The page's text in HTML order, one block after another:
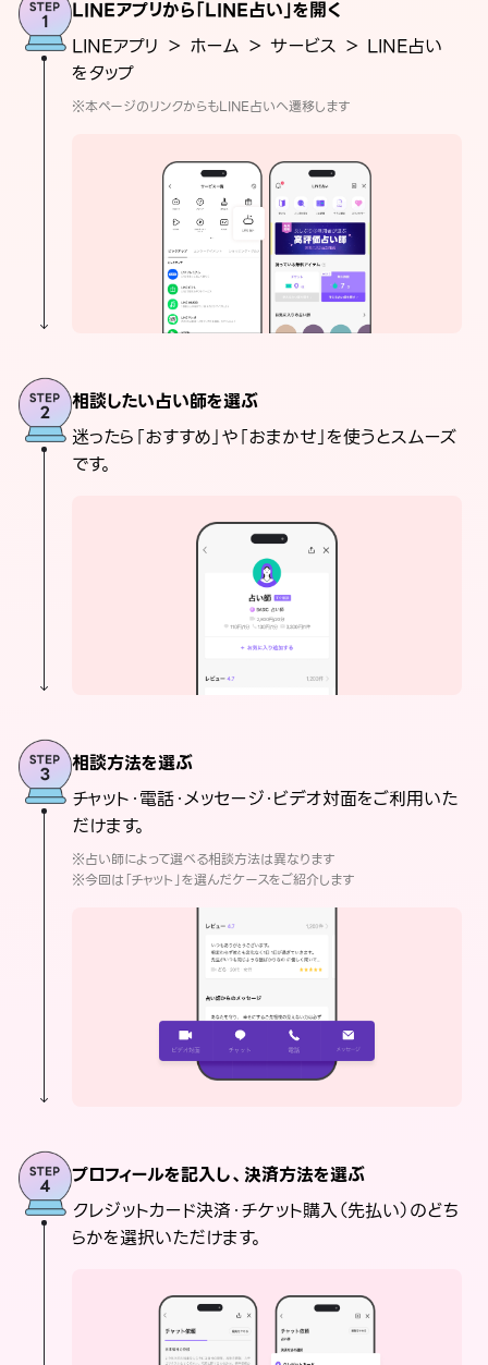
LINEアプリから「LINE占い」を開く
LINEアプリ ＞ ホーム ＞ サービス ＞ LINE占い
をタップ
※本ページのリンクからもLINE占いへ遷移します
相談したい占い師を選ぶ
迷ったら「おすすめ」や「おまかせ」を使うとスムーズ
です。
相談方法を選ぶ
チャット・電話・メッセージ・ビデオ対面をご利用いた
だけます。
※占い師によって選べる相談方法は異なります
※今回は「チャット」を選んだケースをご紹介します
プロフィールを記入し、決済方法を選ぶ
クレジットカード決済・チケット購入（先払い）のどち
らかを選択いただけます。